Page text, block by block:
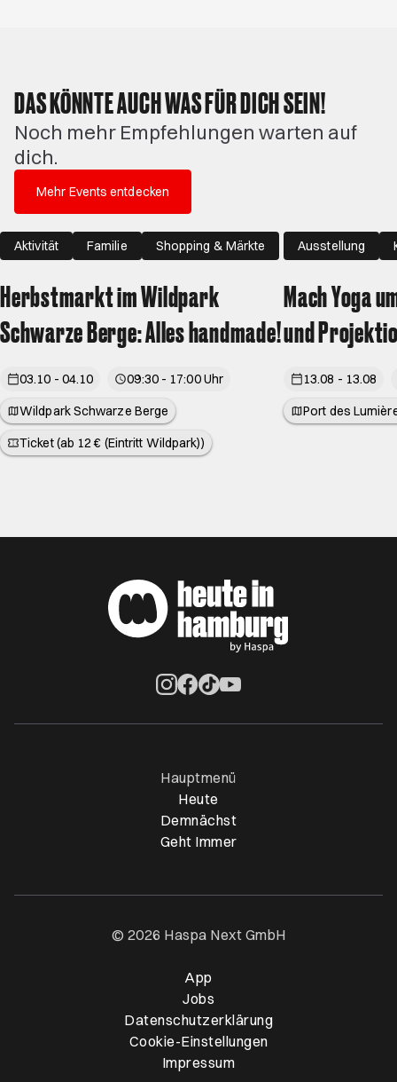
DAS KÖNNTE AUCH WAS FÜR DICH SEIN!
Noch mehr Empfehlungen warten auf
dich.
Mehr Events entdecken
Aktivität Familie Shopping & Märkte
Herbstmarkt im Wildpark
Schwarze Berge: Alles handmade!
03.10 - 04.10
09:30 - 17:00 Uhr
Wildpark Schwarze Berge
Ticket (ab 12 € (Eintritt Wildpark))
Ausstellung
Mach Yoga
und
13.08 - 13.08
Port des
Hauptmenü
Heute
Demnächst
Geht Immer
© 2026 Haspa Next GmbH
App
Jobs
Datenschutzerklärung
Cookie-Einstellungen
Impressum